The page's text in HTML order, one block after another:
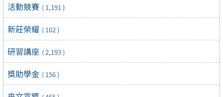
活動競賽 ( 1,191 )
新莊榮耀 ( 102 )
研習講座 ( 2,193 )
獎助學金 ( 156 )